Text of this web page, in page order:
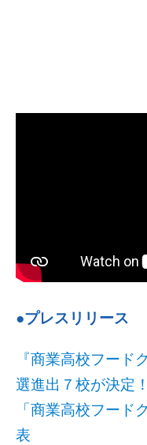
●プレスリリース
『商業高校フード
選進出７校が決定
「商業高校フード
表